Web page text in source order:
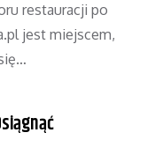
restauracji po
jest miejscem,